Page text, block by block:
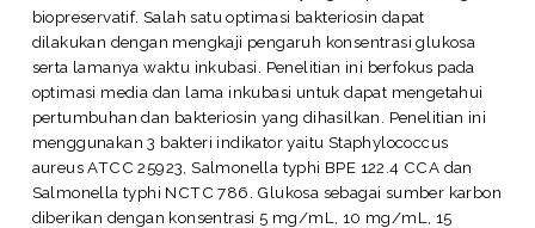
biopreservatif. Salah satu optimasi bakteriosin dapat
dilakukan dengan mengkaji pengaruh konsentrasi glukosa
serta lamanya waktu inkubasi. Penelitian ini berfokus pada
optimasi media dan lama inkubasi untuk dapat mengetahui
pertumbuhan dan bakteriosin yang dihasilkan. Penelitian ini
menggunakan 3 bakteri indikator yaitu Staphylococcus
aureus ATCC 25923, Salmonella typhi BPE 122.4 CCA dan
Salmonella typhi NCTC 786. Glukosa sebagai sumber karbon
diberikan dengan konsentrasi 5 mg/mL, 10 mg/mL, 15